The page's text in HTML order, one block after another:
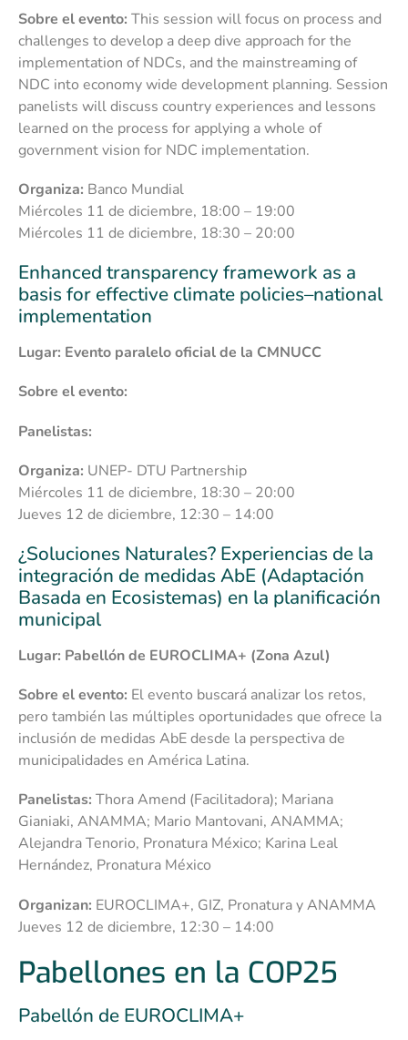
Sobre el evento: This session will focus on process and
challenges to develop a deep dive approach for the
implementation of NDCs, and the mainstreaming of
NDC into economy wide development planning. Session
panelists will discuss country experiences and lessons
learned on the process for applying a whole of
government vision for NDC implementation.
Organiza: Banco Mundial
Miércoles 11 de diciembre, 18:00 – 19:00
Miércoles 11 de diciembre, 18:30 – 20:00
Enhanced transparency framework as a
basis for effective climate policies–national
implementation
Lugar: Evento paralelo oficial de la CMNUCC
Sobre el evento:
Panelistas:
Organiza: UNEP- DTU Partnership
Miércoles 11 de diciembre, 18:30 – 20:00
Jueves 12 de diciembre, 12:30 – 14:00
¿Soluciones Naturales? Experiencias de la
integración de medidas AbE (Adaptación
Basada en Ecosistemas) en la planificación
municipal
Lugar: Pabellón de EUROCLIMA+ (Zona Azul)
Sobre el evento: El evento buscará analizar los retos,
pero también las múltiples oportunidades que ofrece la
inclusión de medidas AbE desde la perspectiva de
municipalidades en América Latina.
Panelistas: Thora Amend (Facilitadora); Mariana
Gianiaki, ANAMMA; Mario Mantovani, ANAMMA;
Alejandra Tenorio, Pronatura México; Karina Leal
Hernández, Pronatura México
Organizan: EUROCLIMA+, GIZ, Pronatura y ANAMMA
Jueves 12 de diciembre, 12:30 – 14:00
Pabellones en la COP25
Pabellón de EUROCLIMA+